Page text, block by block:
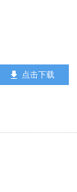
点击下载